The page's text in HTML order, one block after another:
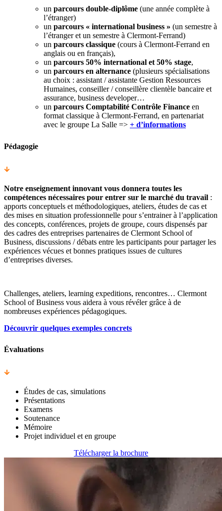
un parcours double-diplôme (une année complète à
l’étranger)
un parcours « international business » (un semestre à
l’étranger et un semestre à Clermont-Ferrand)
un parcours classique (cours à Clermont-Ferrand en
anglais ou en français),
un parcours 50% international et 50% stage,
un parcours en alternance (plusieurs spécialisations
au choix : assistant / assistante Gestion Ressources
Humaines, conseiller / conseillère clientèle bancaire et
assurance, business developer…
un parcours Comptabilité Contrôle Finance en
format classique à Clermont-Ferrand, en partenariat
avec le groupe La Salle => + d’informations
Pédagogie
Notre enseignement innovant vous donnera toutes les
compétences nécessaires pour entrer sur le marché du travail :
apports conceptuels et méthodologiques, ateliers, études de cas et
des mises en situation professionnelle pour s’entrainer à l’application
des concepts, conférences, projets de groupe, cours dispensés par
des cadres des entreprises partenaires de Clermont School of
Business, discussions / débats entre les participants pour partager les
expériences vécues et bonnes pratiques issues de cultures
d’entreprises diverses.
Challenges, ateliers, learning expeditions, rencontres… Clermont
School of Business vous aidera à vous révéler grâce à de
nombreuses expériences pédagogiques.
Découvrir quelques exemples concrets
Évaluations
Études de cas, simulations
Présentations
Examens
Soutenance
Mémoire
Projet individuel et en groupe
Télécharger la brochure